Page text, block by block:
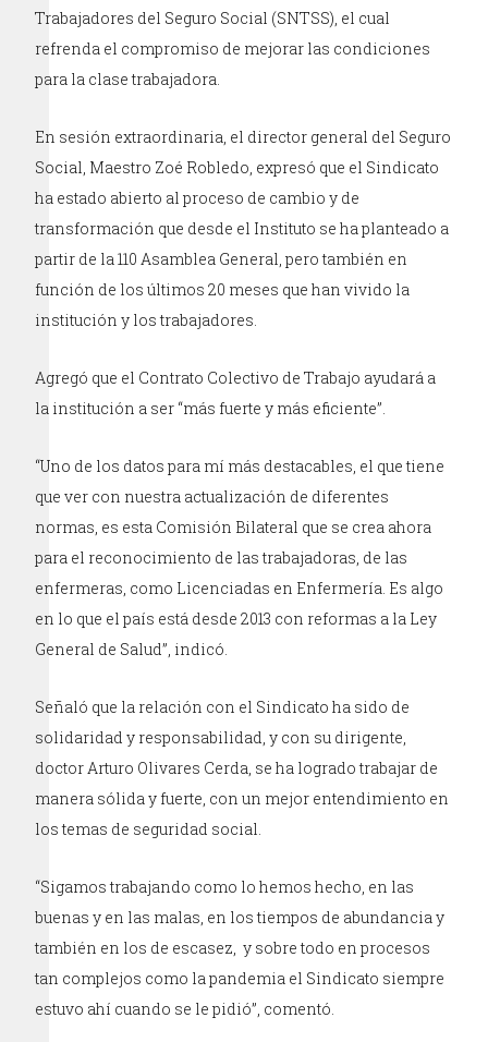
Trabajadores del Seguro Social (SNTSS), el cual
refrenda el compromiso de mejorar las condiciones
para la clase trabajadora.
En sesión extraordinaria, el director general del Seguro
Social, Maestro Zoé Robledo, expresó que el Sindicato
ha estado abierto al proceso de cambio y de
transformación que desde el Instituto se ha planteado a
partir de la 110 Asamblea General, pero también en
función de los últimos 20 meses que han vivido la
institución y los trabajadores.
Agregó que el Contrato Colectivo de Trabajo ayudará a
la institución a ser “más fuerte y más eficiente”.
“Uno de los datos para mí más destacables, el que tiene
que ver con nuestra actualización de diferentes
normas, es esta Comisión Bilateral que se crea ahora
para el reconocimiento de las trabajadoras, de las
enfermeras, como Licenciadas en Enfermería. Es algo
en lo que el país está desde 2013 con reformas a la Ley
General de Salud”, indicó.
Señaló que la relación con el Sindicato ha sido de
solidaridad y responsabilidad, y con su dirigente,
doctor Arturo Olivares Cerda, se ha logrado trabajar de
manera sólida y fuerte, con un mejor entendimiento en
los temas de seguridad social.
“Sigamos trabajando como lo hemos hecho, en las
buenas y en las malas, en los tiempos de abundancia y
también en los de escasez, y sobre todo en procesos
tan complejos como la pandemia el Sindicato siempre
estuvo ahí cuando se le pidió”, comentó.